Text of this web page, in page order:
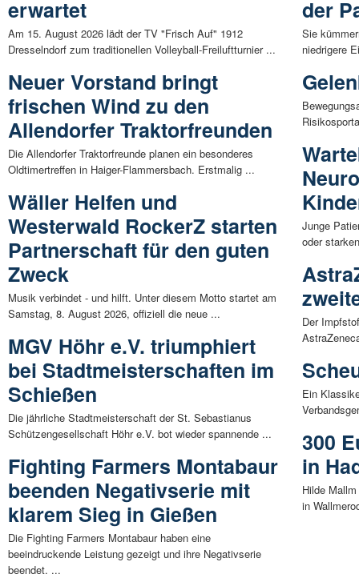
erwartet
Am 15. August 2026 lädt der TV "Frisch Auf" 1912
Dresselndorf zum traditionellen Volleyball-Freiluftturnier ...
Neuer Vorstand bringt
frischen Wind zu den
Allendorfer Traktorfreunden
Die Allendorfer Traktorfreunde planen ein besonderes
Oldtimertreffen in Haiger-Flammersbach. Erstmalig ...
Wäller Helfen und
Westerwald RockerZ starten
Partnerschaft für den guten
Zweck
Musik verbindet - und hilft. Unter diesem Motto startet am
Samstag, 8. August 2026, offiziell die neue ...
MGV Höhr e.V. triumphiert
bei Stadtmeisterschaften im
Schießen
Die jährliche Stadtmeisterschaft der St. Sebastianus
Schützengesellschaft Höhr e.V. bot wieder spannende ...
Fighting Farmers Montabaur
beenden Negativserie mit
klarem Sieg in Gießen
Die Fighting Farmers Montabaur haben eine
beeindruckende Leistung gezeigt und ihre Negativserie
beendet. ...
der
Sie
niedrigere
Junge
oder
Der
Ein
300
in
Hilde
in